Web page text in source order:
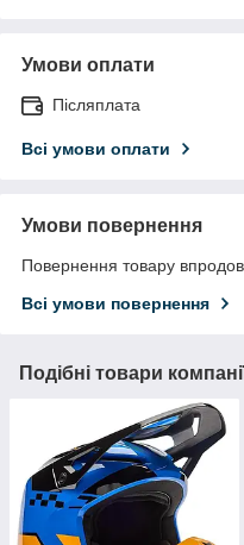
Умови оплати
Післяплата
Всі умови оплати
Умови повернення
Повернення товару
Всі умови повернення
Подібні товари